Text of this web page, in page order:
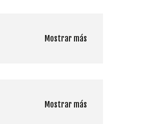
Mostrar más
Mostrar más